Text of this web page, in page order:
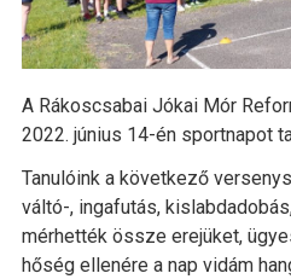
A Rákoscsabai Jókai Mór
2022. június 14-én sportnapot
Tanulóink a következő
váltó-, ingafutás,
mérhették össze erejüket,
hőség ellenére a nap vidám